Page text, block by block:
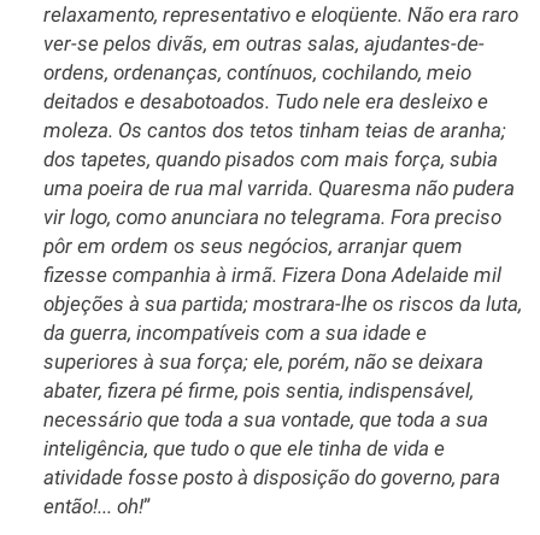
relaxamento, representativo e eloqüente. Não era raro
ver-se pelos divãs, em outras salas, ajudantes-de-
ordens, ordenanças, contínuos, cochilando, meio
deitados e desabotoados. Tudo nele era desleixo e
moleza. Os cantos dos tetos tinham teias de aranha;
dos tapetes, quando pisados com mais força, subia
uma poeira de rua mal varrida. Quaresma não pudera
vir logo, como anunciara no telegrama. Fora preciso
pôr em ordem os seus negócios, arranjar quem
fizesse companhia à irmã. Fizera Dona Adelaide mil
objeções à sua partida; mostrara-lhe os riscos da luta,
da guerra, incompatíveis com a sua idade e
superiores à sua força; ele, porém, não se deixara
abater, fizera pé firme, pois sentia, indispensável,
necessário que toda a sua vontade, que toda a sua
inteligência, que tudo o que ele tinha de vida e
atividade fosse posto à disposição do governo, para
então!... oh!”